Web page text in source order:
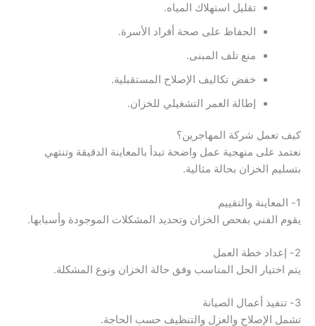
تقليل استهلاك المياه.
الحفاظ على صحة أفراد الأسرة.
منع تلف المبنى.
خفض تكاليف الإصلاح المستقبلية.
إطالة العمر التشغيلي للخزان.
كيف تعمل شركة المهاجرين؟
نعتمد على منهجية عمل واضحة تبدأ بالمعاينة الدقيقة وتنتهي
بتسليم الخزان بحالة مثالية.
1- المعاينة والتقييم
يقوم الفني بفحص الخزان وتحديد المشكلات الموجودة وأسبابها.
2- إعداد خطة العمل
يتم اختيار الحل المناسب وفق حالة الخزان ونوع المشكلة.
3- تنفيذ أعمال الصيانة
تشمل الإصلاح والعزل والتنظيف حسب الحاجة.